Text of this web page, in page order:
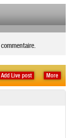
More
Add Live post